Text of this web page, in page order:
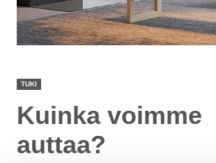
TUKI
Kuinka voimme
auttaa?